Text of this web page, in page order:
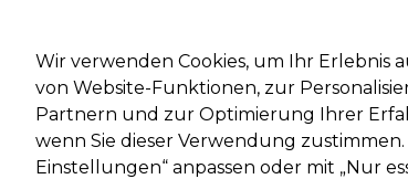
Marken Deals Haare Elektrogeräte
Lieferung und Lieferzeiten
Wir verwenden Cookies, um Ihr Erlebnis
von Website-Funktionen, zur
Partnern und zur Optimierung Ihrer
wenn Sie dieser Verwendung
Einstellungen“ anpassen oder mit „Nur